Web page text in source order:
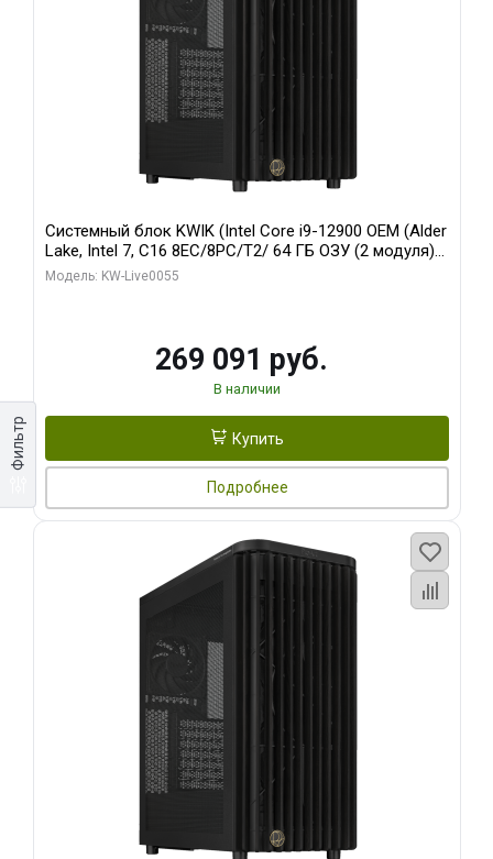
Фильтр
Системный блок KWIK (Intel Core i9-12900 OEM (Alder
Lake, Intel 7, C16 8EC/8PC/T2/ 64 ГБ ОЗУ (2 модуля)/
MSI RTX5080 SHADOW 3X OC 16GB GDDR7 256bit 3xDP
Модель: KW-Live0055
269 091 руб.
В наличии
Купить
Подробнее